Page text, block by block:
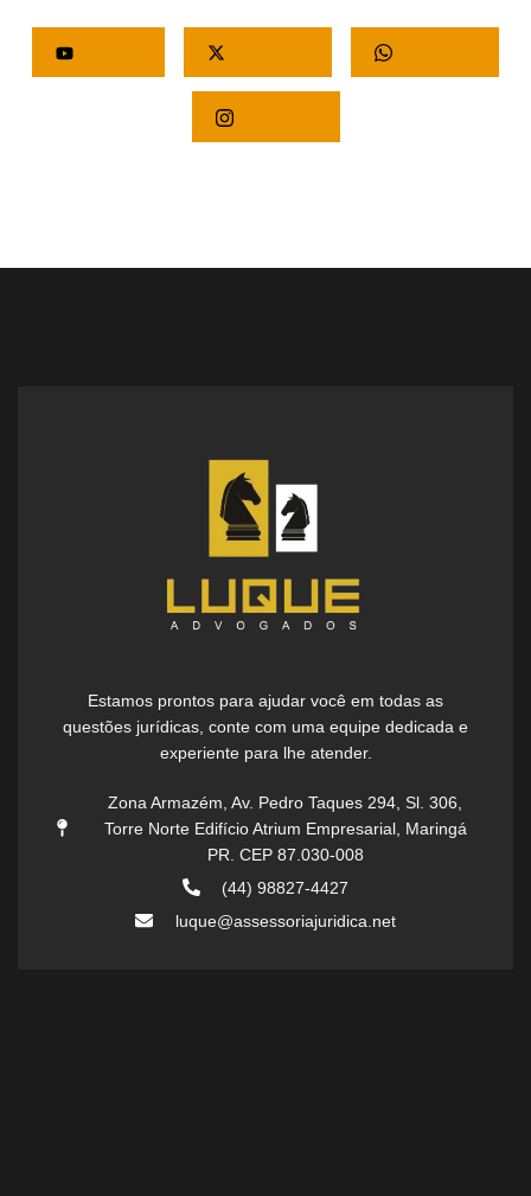
Instagram
Estamos prontos para ajudar você em todas as
questões jurídicas, conte com uma equipe dedicada e
experiente para lhe atender.
Zona Armazém, Av. Pedro Taques 294, Sl. 306,
Torre Norte Edifício Atrium Empresarial, Maringá
PR. CEP 87.030-008
(44) 98827-4427
luque@assessoriajuridica.net